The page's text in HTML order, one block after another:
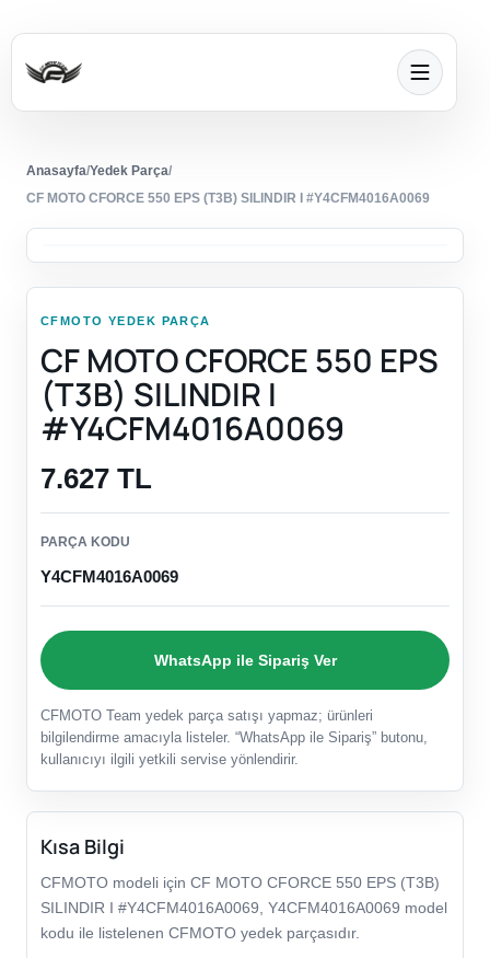
Anasayfa/Yedek Parça/
CF MOTO CFORCE 550 EPS (T3B) SILINDIR I #Y4CFM4016A0069
CFMOTO YEDEK PARÇA
CF MOTO CFORCE 550 EPS
(T3B) SILINDIR I
#Y4CFM4016A0069
7.627 TL
PARÇA KODU
Y4CFM4016A0069
WhatsApp ile Sipariş Ver
CFMOTO Team yedek parça satışı yapmaz; ürünleri
bilgilendirme amacıyla listeler. “WhatsApp ile Sipariş” butonu,
kullanıcıyı ilgili yetkili servise yönlendirir.
Kısa Bilgi
CFMOTO modeli için CF MOTO CFORCE 550 EPS (T3B)
SILINDIR I #Y4CFM4016A0069, Y4CFM4016A0069 model
kodu ile listelenen CFMOTO yedek parçasıdır.